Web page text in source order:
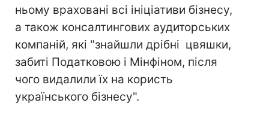
ньому враховані всі ініціативи бізнесу,
а також консалтингових аудиторських
компаній, які "знайшли дрібні цвяшки,
забиті Податковою і Мінфіном, після
чого видалили їх на користь
українського бізнесу".